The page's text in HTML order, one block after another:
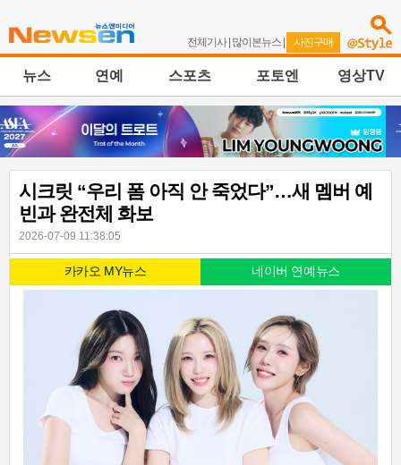
전체기사| 많이본뉴스 | 사진구매
뉴스 연예 스포츠 포토엔 영상TV
시크릿 “우리 폼 아직 안 죽었다”…새 멤버 예
빈과 완전체 화보
2026-07-09 11:38:05
카카오 MY뉴스 네이버 연예뉴스